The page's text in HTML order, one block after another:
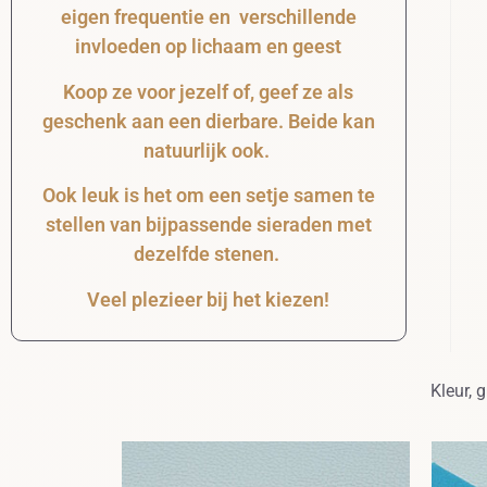
eigen frequentie en verschillende
invloeden op lichaam en geest
Koop ze voor jezelf of, geef ze als
geschenk aan een dierbare. Beide kan
natuurlijk ook.
Ook leuk is het om een setje samen te
stellen van bijpassende sieraden met
dezelfde stenen.
Veel plezieer bij het kiezen!
Kleur,